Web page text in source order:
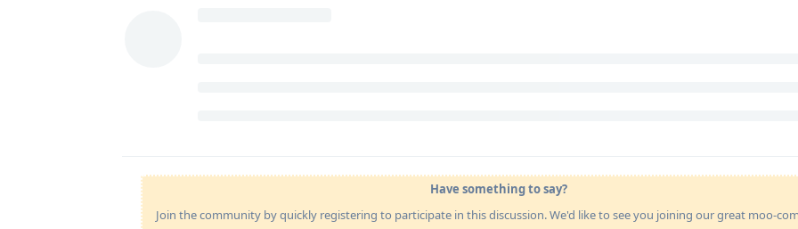
Have something to say?
Join the community by quickly registering to participate in this discussion. We'd like to see you joining our great moo-